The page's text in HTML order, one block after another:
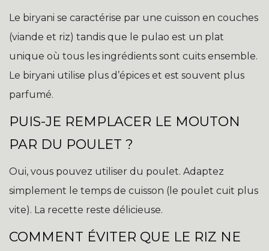
Le biryani se caractérise par une cuisson en couches
(viande et riz) tandis que le pulao est un plat
unique où tous les ingrédients sont cuits ensemble.
Le biryani utilise plus d’épices et est souvent plus
parfumé.
PUIS-JE REMPLACER LE MOUTON
PAR DU POULET ?
Oui, vous pouvez utiliser du poulet. Adaptez
simplement le temps de cuisson (le poulet cuit plus
vite). La recette reste délicieuse.
COMMENT ÉVITER QUE LE RIZ NE